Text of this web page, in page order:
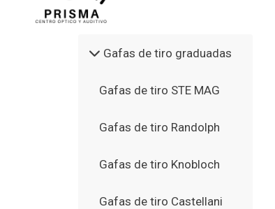
Gafas de tiro graduadas
Gafas de tiro STE MAG
Gafas de tiro Randolph
Gafas de tiro Knobloch
Gafas de tiro Castellani